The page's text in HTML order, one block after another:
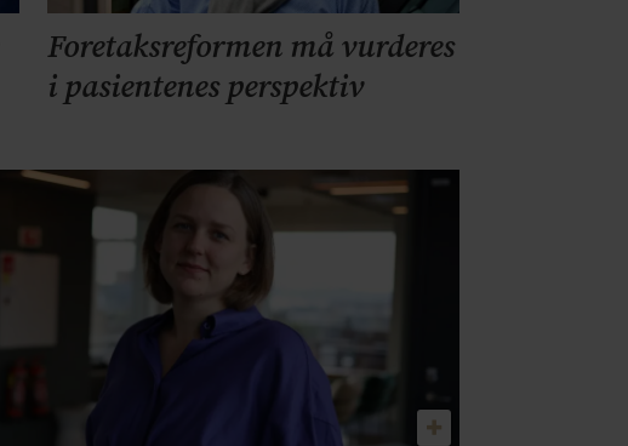
Foretaksreformen må vurderes
i pasientenes perspektiv